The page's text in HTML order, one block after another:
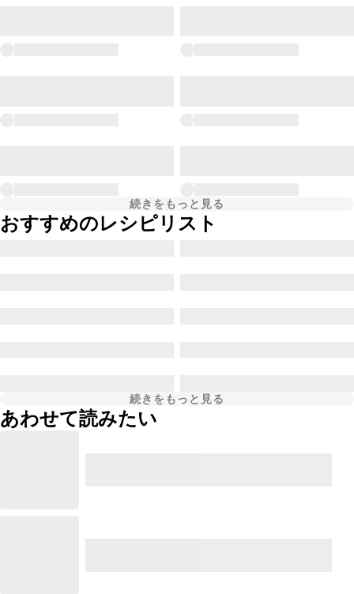
続きをもっと見る
おすすめのレシピリスト
続きをもっと見る
あわせて読みたい